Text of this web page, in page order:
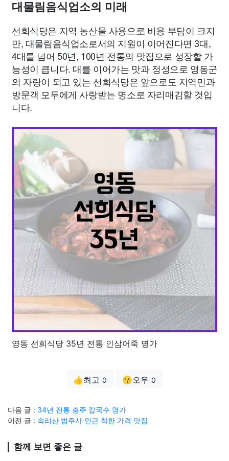
대물림음식업소의 미래
선희식당은 지역 농산물 사용으로 비용 부담이 크지
만, 대물림음식업소로서의 지원이 이어진다면 3대,
4대를 넘어 50년, 100년 전통의 맛집으로 성장할 가
능성이 큽니다. 대를 이어가는 맛과 정성으로 영동군
의 자랑이 되고 있는 선희식당은 앞으로도 지역민과
방문객 모두에게 사랑받는 명소로 자리매김할 것입
니다.
영동 선희식당 35년 전통 인삼어죽 명가
👍최고 0 😗오우 0
다음 글 : 34년 전통 충주 칼국수 명가
이전 글 : 속리산 법주사 인근 착한 가격 맛집
함께 보면 좋은 글